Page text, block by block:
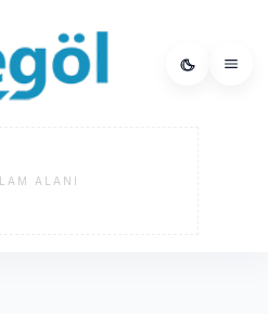
ALANI